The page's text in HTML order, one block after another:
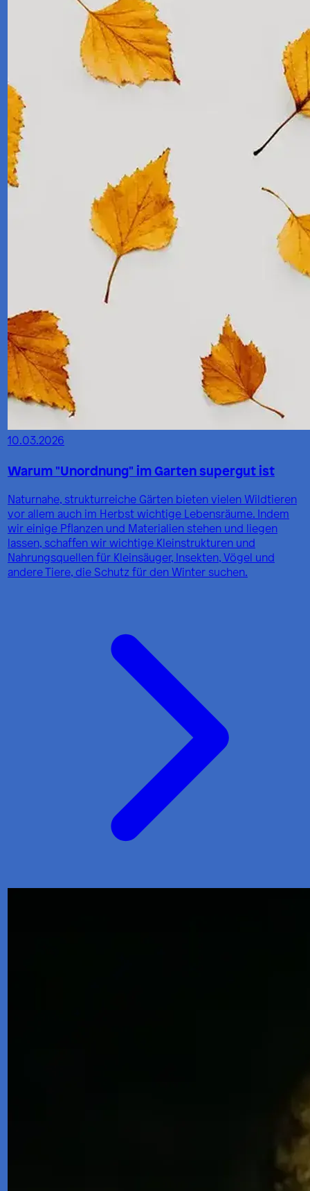
10.03.2026
Warum "Unordnung" im Garten supergut ist
Naturnahe, strukturreiche Gärten bieten vielen Wildtieren
vor allem auch im Herbst wichtige Lebensräume. Indem
wir einige Pflanzen und Materialien stehen und liegen
lassen, schaffen wir wichtige Kleinstrukturen und
Nahrungsquellen für Kleinsäuger, Insekten, Vögel und
andere Tiere, die Schutz für den Winter suchen.